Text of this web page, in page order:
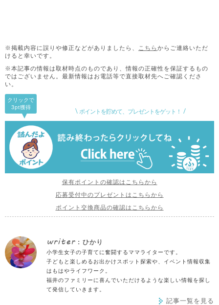
※掲載内容に誤りや修正などがありましたら、 こちら からご連絡いただ
けると幸いです。
※本記事の情報は取材時点のものであり、情報の正確性を保証するもの
ではございません。 最新情報はお電話等で直接取材先へご確認くださ
い。
ポイントを貯めて、プレゼントをゲット！
クリックで
3pt獲得
保有ポイントの確認はこちらから
応募受付中のプレゼントはこちらから
ポイント交換商品の確認はこちらから
writer : ひかり
小学生女子の子育てに奮闘するママライターです。
子どもと楽しめるお出かけスポット探索や、イベント情報収集
はもはやライフワーク。
福井のファミリーに喜んでいただけるような楽しい情報を探し
て発信していきます。
記事一覧を見る